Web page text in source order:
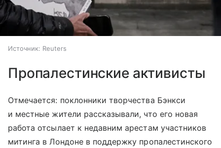
Источник: Reuters
Пропалестинские активисты
Отмечается: поклонники творчества Бэнкси
и местные жители рассказывали, что его новая
работа отсылает к недавним арестам участников
митинга в Лондоне в поддержку пропалестинского